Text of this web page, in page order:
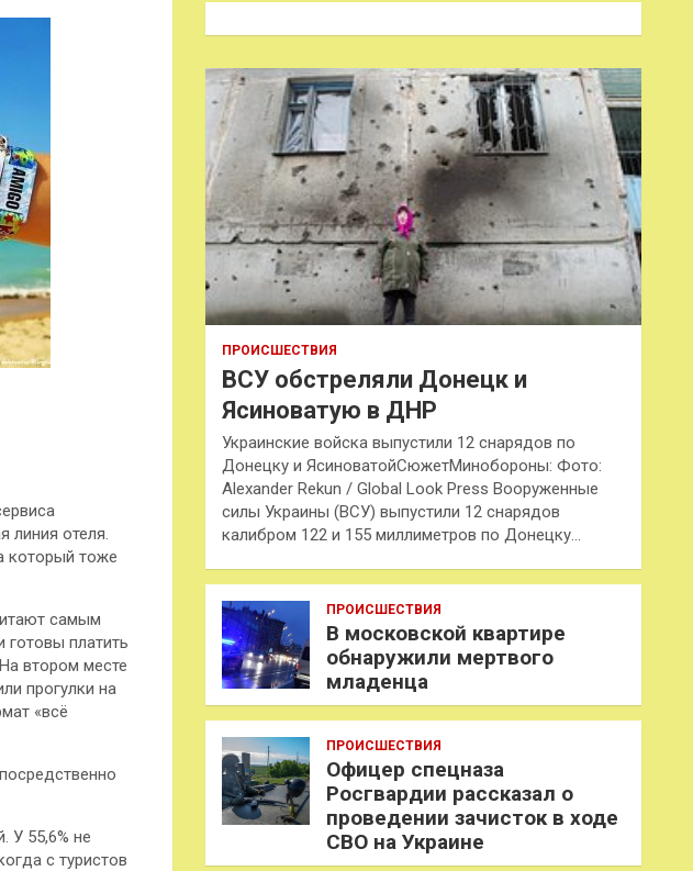
линия отеля.
который тоже
самым
платить
втором месте
прогулки на
«всё
У 55,6% не
с туристов
к
ПРОИСШЕСТВИЯ
ВСУ обстреляли Донецк и
Ясиноватую в ДНР
Украинские войска выпустили 12 снарядов по
Донецку и ЯсиноватойСюжетМинобороны: Фото:
Alexander Rekun / Global Look Press Вооруженные
силы Украины (ВСУ) выпустили 12 снарядов
калибром 122 и 155 миллиметров по Донецку…
ПРОИСШЕСТВИЯ
В московской квартире
обнаружили мертвого
младенца
ПРОИСШЕСТВИЯ
Офицер спецназа
Росгвардии рассказал о
проведении зачисток в ходе
СВО на Украине